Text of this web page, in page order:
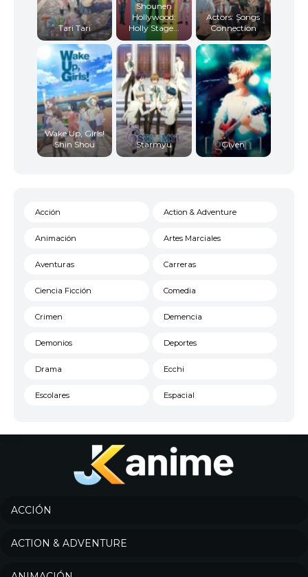
Tari Tari
Shounen
Hollywood:
Holly Stage...
Actors: Songs
Connection
Wake Up, Girls!
Shin Shou
Starmyu Given
Acción Action & Adventure
Animación Artes Marciales
Aventuras Carreras
Ciencia Ficción Comedia
Crimen Demencia
Demonios Deportes
Drama Ecchi
Escolares Espacial
Historico
Josei
ACCIÓN
ACTION & ADVENTURE